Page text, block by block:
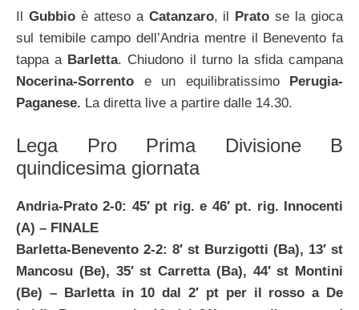
Gubbioè atteso a Catanzaro, il Prato se la gioca
sul temibile campo dell’Andria mentre il Benevento fa
tappa a Barletta. Chiudono il turno la sfida campana
Nocerina-Sorrento e un equilibratissimo
Perugia-
Paganese. La diretta live a partire dalle 14.30.
Lega Pro Prima Divisione B
quindicesima giornata
Andria-Prato 2-0: 45′ pt rig. e 46′ pt. rig. Innocenti
(A) – FINALE
Barletta-Benevento 2-2: 8′ st Burzigotti (Ba), 13′ st
Mancosu (Be), 35′ st Carretta (Ba), 44′ st Montini
(Be) – Barletta in 10 dal 2′ pt per il rosso a De